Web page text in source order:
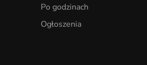
Po godzinach
Ogłoszenia